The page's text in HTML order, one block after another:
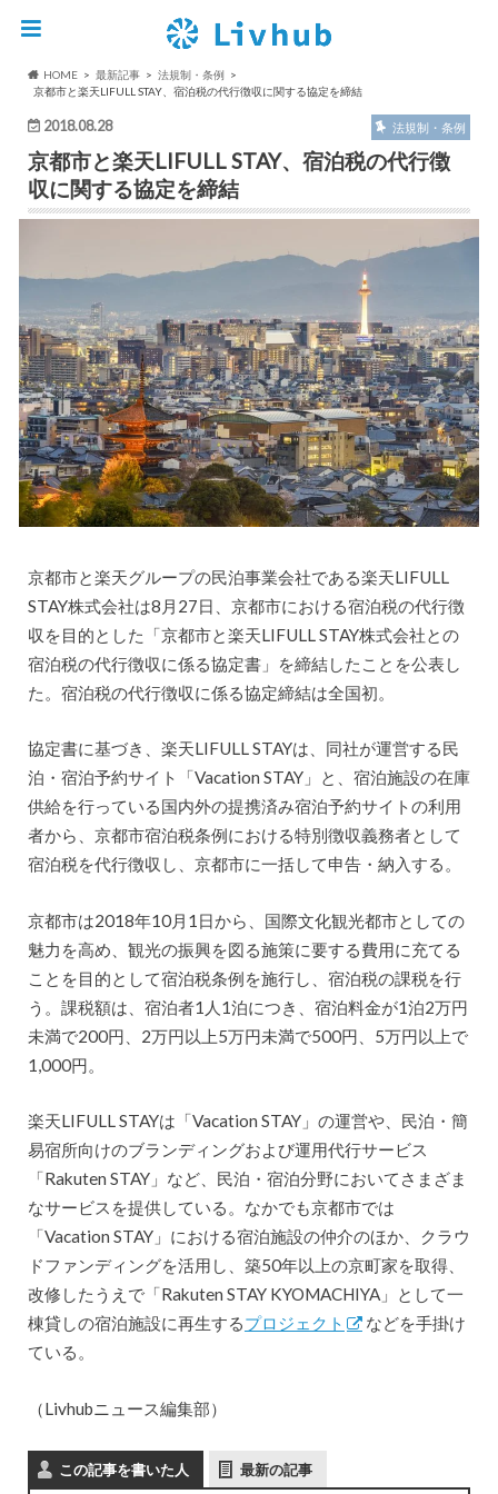
HOME 最新記事
法規制・条例
京都市と楽天LIFULL STAY、宿泊税の代行徴収に関する協定を締結
2018.08.28 法規制・条例
京都市と楽天LIFULL STAY、宿泊税の代行徴
収に関する協定を締結
京都市と楽天グループの民泊事業会社である楽天LIFULL
STAY株式会社は8月27日、京都市における宿泊税の代行徴
収を目的とした「京都市と楽天LIFULL STAY株式会社との
宿泊税の代行徴収に係る協定書」を締結したことを公表し
た。宿泊税の代行徴収に係る協定締結は全国初。
協定書に基づき、楽天LIFULL STAYは、同社が運営する民
泊・宿泊予約サイト「Vacation STAY」と、宿泊施設の在庫
供給を行っている国内外の提携済み宿泊予約サイトの利用
者から、京都市宿泊税条例における特別徴収義務者として
宿泊税を代行徴収し、京都市に一括して申告・納入する。
京都市は2018年10月1日から、国際文化観光都市としての
魅力を高め、観光の振興を図る施策に要する費用に充てる
ことを目的として宿泊税条例を施行し、宿泊税の課税を行
う。課税額は、宿泊者1人1泊につき、宿泊料金が1泊2万円
未満で200円、2万円以上5万円未満で500円、5万円以上で
1,000円。
楽天LIFULL STAYは「Vacation STAY」の運営や、民泊・簡
易宿所向けのブランディングおよび運用代行サービス
「Rakuten STAY」など、民泊・宿泊分野においてさまざま
なサービスを提供している。なかでも京都市では
「Vacation STAY」における宿泊施設の仲介のほか、クラウ
ドファンディングを活用し、築50年以上の京町家を取得、
改修したうえで「Rakuten STAY KYOMACHIYA」として一
棟貸しの宿泊施設に再生するプロジェクト
などを手掛け
ている。
（Livhubニュース編集部）
この記事を書いた人 最新の記事